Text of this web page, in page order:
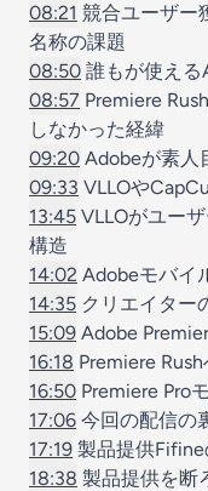
08:21 競合ユーザー
名称の課題
08:50 誰もが使え
08:57 Premiere
しなかった経緯
09:20 Adobeが素人
09:33 VLLOや
13:45 VLLOがユー
構造
14:02 Adobeモバイ
14:35 クリエイター
15:09 Adobe
16:18 Premiere
16:50 Premiere Pro
17:06 今回の配信の
17:19 製品提供
18:38 製品提供を断